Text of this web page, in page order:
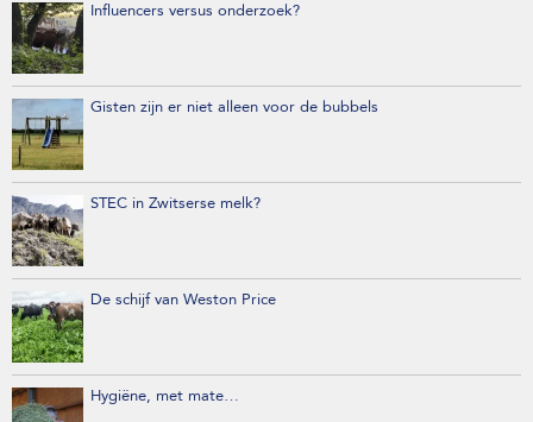
Influencers versus onderzoek?
Gisten zijn er niet alleen voor de bubbels
STEC in Zwitserse melk?
De schijf van Weston Price
Hygiëne, met mate…